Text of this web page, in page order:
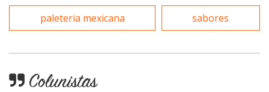
Pizzarias
Sobremesas e sorvetes
Variados
paleteria mexicana sabores
Colunistas